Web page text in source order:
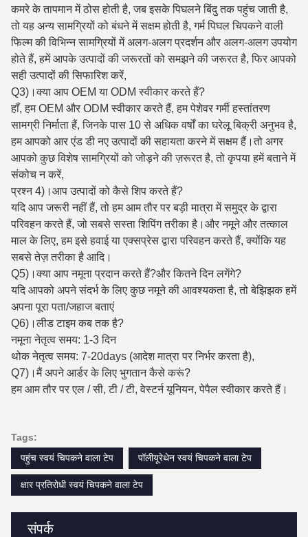
संपर्क
कमरे के तापमान में ठोस होती है, जब इसके पिघलने बिंदु तक पहुंच जाती है,
तो यह अन्य सामग्रियों को बंधने में सक्षम होती है, गर्म पिघल चिपकने वाली
फिल्म की विभिन्न सामग्रियों में अलग-अलग प्रदर्शन और अलग-अलग उपयोग
होते हैं, हमें आपके उत्पादों की जरूरतों को समझने की जरूरत है, फिर आपको
सही उत्पादों की सिफारिश करें,
Q3)।क्या आप OEM या ODM स्वीकार करते हैं?
हाँ, हम OEM और ODM स्वीकार करते हैं, हम पेशेवर गर्मी हस्तांतरण
सामग्री निर्माता हैं, जिनके पास 10 से अधिक वर्षों का घरेलू बिक्री अनुभव है,
हम आपको आर एंड डी नए उत्पादों की सहायता करने में सक्षम हैं।तो अगर
आपको कुछ विशेष सामग्रियों को जोड़ने की ज़रूरत है, तो कृपया हमें बताने में
संकोच न करें,
प्रश्न 4)।आप उत्पादों को कैसे शिप करते हैं?
यदि आप जरूरी नहीं हैं, तो हम आम तौर पर बड़ी मात्रा में समुद्र के द्वारा
परिवहन करते हैं, जो सबसे सस्ता शिपिंग तरीका है।और नमूने और तत्काल
माल के लिए, हम इसे हवाई या एक्सप्रेस द्वारा परिवहन करते हैं, क्योंकि यह
सबसे तेज़ तरीका है आदि।
Q5)।क्या आप नमूना प्रदान करते हैं?और कितने दिन लगेंगे?
यदि आपको अपने संदर्भ के लिए कुछ नमूने की आवश्यकता है, तो बेझिझक हमें
अपना पूरा पता/जहाज बताएं
Q6)।लीड टाइम कब तक है?
नमूना नेतृत्व समय: 1-3 दिन
थोक नेतृत्व समय: 7-20days (आदेश मात्रा पर निर्भर करता है),
Q7)।मैं अपने आर्डर के लिए भुगतान कैसे करूं?
हम आम तौर पर एल / सी, टी / टी, वेस्टर्न यूनियन, पेपैल स्वीकार करते हैं।
Tags:
पहुंच स्वयं चिपकने वाला टेप
पॉलीयूरेथेन स्वयं चिपकने वाला टेप
क्षार प्रतिरोधी स्वयं चिपकने वाला टेप